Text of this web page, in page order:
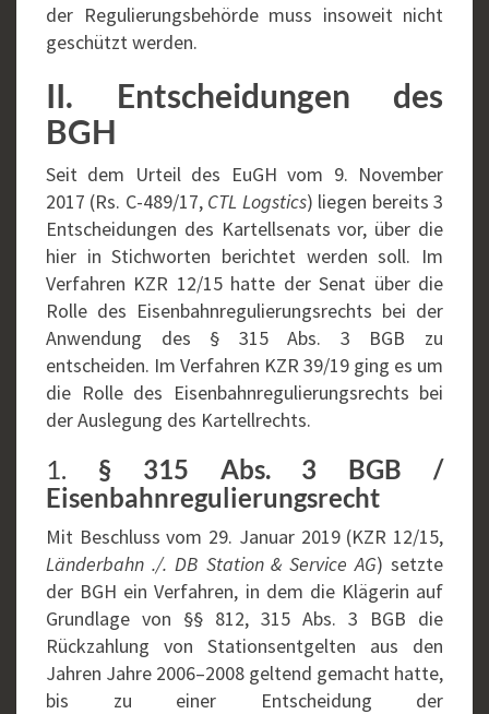
der Regulierungsbehörde muss insoweit nicht
geschützt werden.
II. Entscheidungen des
BGH
Seit dem Urteil des EuGH vom 9. November
2017 (Rs. C-489/17, CTL Logstics) liegen bereits 3
Entscheidungen des Kartellsenats vor, über die
hier in Stichworten berichtet werden soll. Im
Verfahren KZR 12/15 hatte der Senat über die
Rolle des Eisenbahnregulierungsrechts bei der
Anwendung des § 315 Abs. 3 BGB zu
entscheiden. Im Verfahren KZR 39/19 ging es um
die Rolle des Eisenbahnregulierungsrechts bei
der Auslegung des Kartellrechts.
1. § 315 Abs. 3 BGB /
Eisenbahnregulierungsrecht
Mit Beschluss vom 29. Januar 2019 (KZR 12/15,
Länderbahn ./. DB Station & Service AG) setzte
der BGH ein Verfahren, in dem die Klägerin auf
Grundlage von §§ 812, 315 Abs. 3 BGB die
Rückzahlung von Stationsentgelten aus den
Jahren Jahre 2006–2008 geltend gemacht hatte,
bis zu einer Entscheidung der